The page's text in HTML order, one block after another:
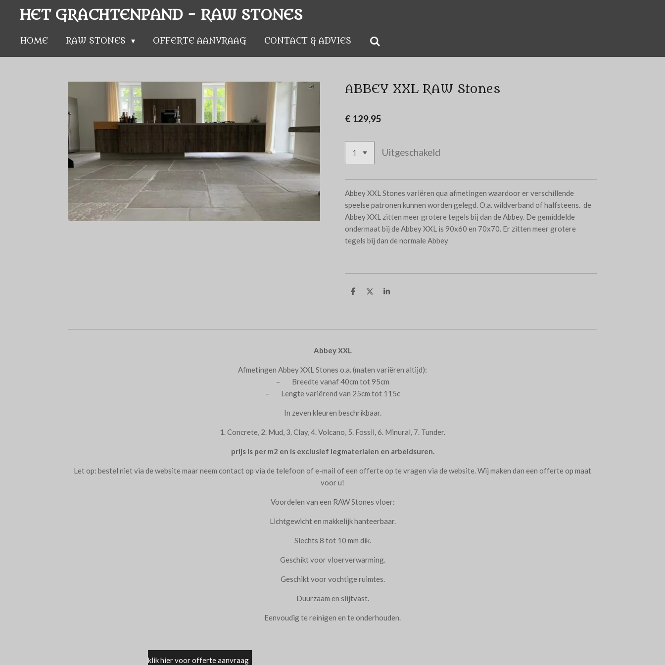
direct
hoofdinhoud
HET GRACHTENPAND - RAW STONES
HOME RAW STONES OFFERTE AANVRAAG CONTACT & ADVIES
ABBEY XXL RAW Stones
€ 129,95
Uitgeschakeld
Abbey XXL Stones variëren qua afmetingen waardoor er verschillende
speelse patronen kunnen worden gelegd. O.a. wildverband of halfsteens. de
Abbey XXL zitten meer grotere tegels bij dan de Abbey. De gemiddelde
ondermaat bij de Abbey XXL is 90x60 en 70x70. Er zitten meer grotere
tegels bij dan de normale Abbey
D
D
S
Abbey XXL
Afmetingen Abbey XXL Stones o.a. (maten variëren altijd):
– Breedte vanaf 40cm tot 95cm
– Lengte variërend van 25cm tot 115c
In zeven kleuren beschrikbaar.
1. Concrete, 2. Mud, 3. Clay, 4. Volcano, 5. Fossil, 6. Minural, 7. Tunder.
prijs is per m2 en is exclusief legmaterialen en arbeidsuren.
Let op: bestel niet via de website maar neem contact op via de telefoon of e-mail of een offerte op te vragen via de website. Wij maken dan een offerte op maat
voor u!
Voordelen van een RAW Stones vloer:
Lichtgewicht en makkelijk hanteerbaar.
Slechts 8 tot 10 mm dik.
Geschikt voor vloerverwarming.
Geschikt voor vochtige ruimtes.
Duurzaam en slijtvast.
Eenvoudig te reinigen en te onderhouden.
klik hier voor offerte aanvraag